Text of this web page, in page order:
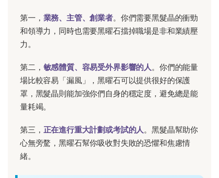
第一， 業務、主管、創業者。你們需要黑髮晶的衝勁
和領導力，同時也需要黑曜石擋掉職場是非和業績壓
力。
第二， 敏感體質、容易受外界影響的人 。你們的能量
場比較容易「漏風」，黑曜石可以提供很好的保護
罩，黑髮晶則能加強你們自身的穩定度，避免總是能
量耗竭。
第三， 正在進行重大計劃或考試的人 。黑髮晶幫助你
心無旁騖，黑曜石幫你吸收對失敗的恐懼和焦慮情
緒。